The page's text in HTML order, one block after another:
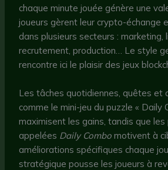
chaque minute jouée génère une
joueurs gèrent leur crypto-échange
dans plusieurs secteurs : marketing,
recrutement, production… Le style
rencontre ici le plaisir des jeux
Les tâches quotidiennes, quêtes et
comme le mini-jeu du puzzle « Daily
maximisent les gains, tandis que
appelées Daily Combo motivent à
améliorations spécifiques chaque
stratégique pousse les joueurs à